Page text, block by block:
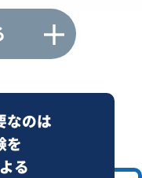
なのは
を
る